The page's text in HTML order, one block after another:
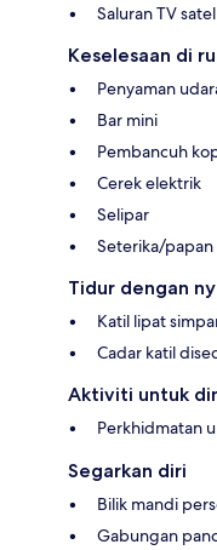
Saluran TV
Keselesaan di
Penyaman
Bar mini
Pembancuh
Cerek elektrik
Selipar
Seterika/papan
Tidur dengan
Katil lipat
Cadar katil
Aktiviti untuk
Perkhidmatan
Segarkan diri
Bilik mandi
Gabungan